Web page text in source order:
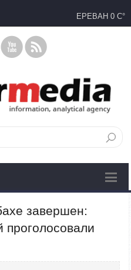
ЕРЕВАН 0 C°
завершен:
проголосовали